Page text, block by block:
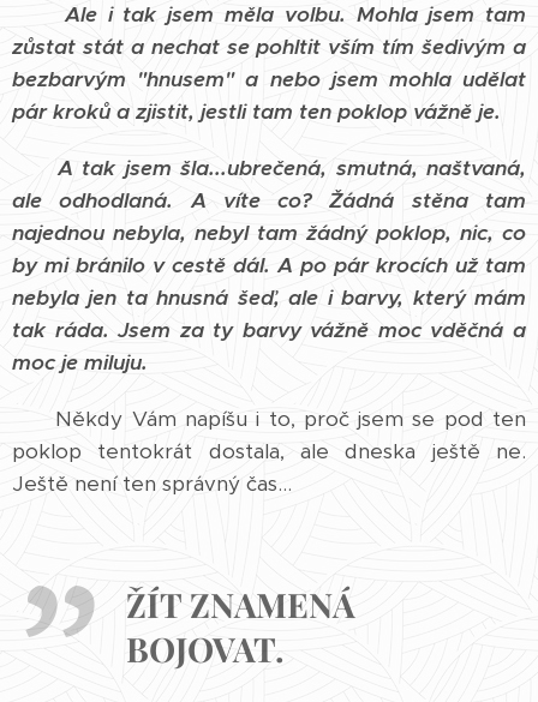
Ale i tak jsem měla volbu. Mohla jsem tam
zůstat stát a nechat se pohltit vším tím šedivým a
bezbarvým "hnusem" a nebo jsem mohla udělat
pár kroků a zjistit, jestli tam ten poklop vážně je.
A tak jsem šla...ubrečená, smutná, naštvaná,
ale odhodlaná. A víte co? Žádná stěna tam
najednou nebyla, nebyl tam žádný poklop, nic, co
by mi bránilo v cestě dál. A po pár krocích už tam
nebyla jen ta hnusná šeď, ale i barvy, který mám
tak ráda. Jsem za ty barvy vážně moc vděčná a
moc je miluju.
Někdy Vám napíšu i to, proč jsem se pod ten
poklop tentokrát dostala, ale dneska ještě ne.
Ještě není ten správný čas...
ŽÍT ZNAMENÁ
BOJOVAT.